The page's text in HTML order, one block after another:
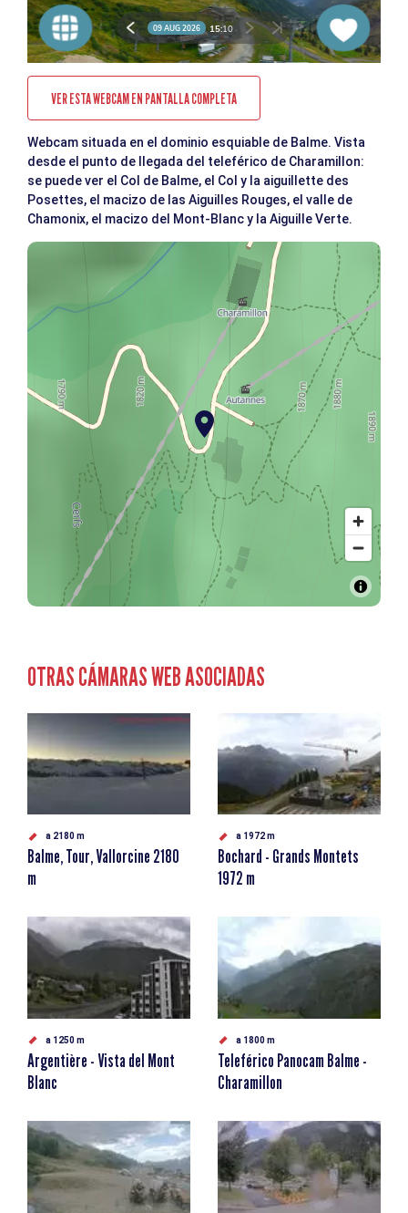
VER ESTA WEBCAM EN PANTALLA COMPLETA
Webcam situada en el dominio esquiable de Balme. Vista
desde el punto de llegada del teleférico de Charamillon:
se puede ver el Col de Balme, el Col y la aiguillette des
Posettes, el macizo de las Aiguilles Rouges, el valle de
Chamonix, el macizo del Mont-Blanc y la Aiguille Verte.
OTRAS CÁMARAS WEB ASOCIADAS
a 2180 m
Balme, Tour, Vallorcine 2180
m
a 1972 m
Bochard - Grands Montets
1972 m
a 1250 m
Argentière - Vista del Mont
Blanc
a 1800 m
Teleférico Panocam Balme -
Charamillon